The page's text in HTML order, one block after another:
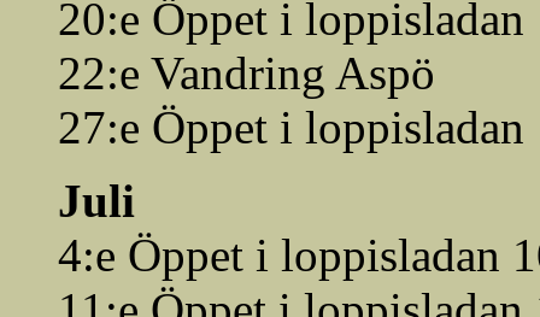
20:e Öppet i
22:e Vandring Aspö
27:e Öppet i
Juli
4:e Öppet i loppisladan